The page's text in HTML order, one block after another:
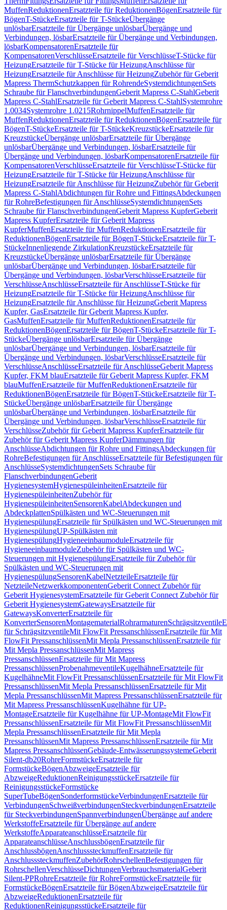
MuffenReduktionenErsatzteile für ReduktionenBögenErsatzteile für
BögenT-StückeErsatzteile für T-StückeÜbergänge
unlösbarErsatzteile für Übergänge unlösbarÜbergänge und
Verbindungen, lösbarErsatzteile für Übergänge und Verbindungen,
lösbarKompensatorenErsatzteile für
KompensatorenVerschlüsseErsatzteile für VerschlüsseT-Stücke für
HeizungErsatzteile für T-Stücke für HeizungAnschlüsse für
HeizungErsatzteile für Anschlüsse für HeizungZubehör für Geberit
Mapress ThermSchutzkappen für RohrendeSystemdichtungenSets
Schraube für FlanschverbindungenGeberit Mapress C-StahlGeberit
Mapress C-StahlErsatzteile für Geberit Mapress C-StahlSystemrohre
1.0034Systemrohre 1.0215RohrnippelMuffenErsatzteile für
MuffenReduktionenErsatzteile für ReduktionenBögenErsatzteile für
BögenT-StückeErsatzteile für T-StückeKreuzstückeErsatzteile für
KreuzstückeÜbergänge unlösbarErsatzteile für Übergänge
unlösbarÜbergänge und Verbindungen, lösbarErsatzteile für
Übergänge und Verbindungen, lösbarKompensatorenErsatzteile für
KompensatorenVerschlüsseErsatzteile für VerschlüsseT-Stücke für
HeizungErsatzteile für T-Stücke für HeizungAnschlüsse für
HeizungErsatzteile für Anschlüsse für HeizungZubehör für Geberit
Mapress C-StahlAbdichtungen für Rohre und FittingsAbdeckungen
für RohreBefestigungen für AnschlüsseSystemdichtungenSets
Schraube für FlanschverbindungenGeberit Mapress KupferGeberit
Mapress KupferErsatzteile für Geberit Mapress
KupferMuffenErsatzteile für MuffenReduktionenErsatzteile für
ReduktionenBögenErsatzteile für BögenT-StückeErsatzteile für T-
StückeInnenliegende ZirkulationKreuzstückeErsatzteile für
KreuzstückeÜbergänge unlösbarErsatzteile für Übergänge
unlösbarÜbergänge und Verbindungen, lösbarErsatzteile für
Übergänge und Verbindungen, lösbarVerschlüsseErsatzteile für
VerschlüsseAnschlüsseErsatzteile für AnschlüsseT-Stücke für
HeizungErsatzteile für T-Stücke für HeizungAnschlüsse für
HeizungErsatzteile für Anschlüsse für HeizungGeberit Mapress
Kupfer, GasErsatzteile für Geberit Mapress Kupfer,
GasMuffenErsatzteile für MuffenReduktionenErsatzteile für
ReduktionenBögenErsatzteile für BögenT-StückeErsatzteile für T-
StückeÜbergänge unlösbarErsatzteile für Übergänge
unlösbarÜbergänge und Verbindungen, lösbarErsatzteile für
Übergänge und Verbindungen, lösbarVerschlüsseErsatzteile für
VerschlüsseAnschlüsseErsatzteile für AnschlüsseGeberit Mapress
Kupfer, FKM blauErsatzteile für Geberit Mapress Kupfer, FKM
blauMuffenErsatzteile für MuffenReduktionenErsatzteile für
ReduktionenBögenErsatzteile für BögenT-StückeErsatzteile für T-
StückeÜbergänge unlösbarErsatzteile für Übergänge
unlösbarÜbergänge und Verbindungen, lösbarErsatzteile für
Übergänge und Verbindungen, lösbarVerschlüsseErsatzteile für
VerschlüsseZubehör für Geberit Mapress KupferErsatzteile für
Zubehör für Geberit Mapress KupferDämmungen für
AnschlüsseAbdichtungen für Rohre und FittingsAbdeckungen für
RohreBefestigungen für AnschlüsseErsatzteile für Befestigungen für
AnschlüsseSystemdichtungenSets Schraube für
FlanschverbindungenGeberit
HygienesystemHygienespüleinheitenErsatzteile für
HygienespüleinheitenZubehör für
HygienespüleinheitenSensorenKabelAbdeckungen und
AbdeckplattenSpülkästen und WC-Steuerungen mit
HygienespülungErsatzteile für Spülkästen und WC-Steuerungen mit
HygienespülungUP-Spülkästen mit
HygienespülungHygieneeinbaumoduleErsatzteile für
HygieneeinbaumoduleZubehör für Spülkästen und WC-
Steuerungen mit HygienespülungErsatzteile für Zubehör für
Spülkästen und WC-Steuerungen mit
HygienespülungSensorenKabelNetzteileErsatzteile für
NetzteileNetzwerkkomponentenGeberit Connect Zubehör für
Geberit HygienesystemErsatzteile für Geberit Connect Zubehör für
Geberit HygienesystemGatewaysErsatzteile für
GatewaysKonverterErsatzteile für
KonverterSensorenMontagematerialRohrarmaturenSchrägsitzventile
für SchrägsitzventileMit FlowFit PressanschlüssenErsatzteile für Mit
FlowFit PressanschlüssenMit Mepla PressanschlüssenErsatzteile für
Mit Mepla PressanschlüssenMit Mapress
PressanschlüssenErsatzteile für Mit Mapress
PressanschlüssenProbenahmeventileKugelhähneErsatzteile für
KugelhähneMit FlowFit PressanschlüssenErsatzteile für Mit FlowFit
PressanschlüssenMit Mepla PressanschlüssenErsatzteile für Mit
Mepla PressanschlüssenMit Mapress PressanschlüssenErsatzteile für
Mit Mapress PressanschlüssenKugelhähne für UP-
MontageErsatzteile für Kugelhähne für UP-MontageMit FlowFit
PressanschlüssenErsatzteile für Mit FlowFit PressanschlüssenMit
Mepla PressanschlüssenErsatzteile für Mit Mepla
PressanschlüssenMit Mapress PressanschlüssenErsatzteile für Mit
Mapress PressanschlüssenGebäude-EntwässerungssystemeGeberit
Silent-db20RohreFormstückeErsatzteile für
FormstückeBögenAbzweigeErsatzteile für
AbzweigeReduktionenReinigungsstückeErsatzteile für
ReinigungsstückeFormstücke
SuperTubeBögenSonderformstückeVerbindungenErsatzteile für
VerbindungenSchweißverbindungenSteckverbindungenErsatzteile
für SteckverbindungenSpannverbindungenÜbergänge auf andere
WerkstoffeErsatzteile für Übergänge auf andere
WerkstoffeApparateanschlüsseErsatzteile für
ApparateanschlüsseAnschlussbögenErsatzteile für
AnschlussbögenAnschlusssteckmuffenErsatzteile für
AnschlusssteckmuffenZubehörRohrschellenBefestigungen für
RohrschellenVerschlüsseDichtungenVerbrauchsmaterialGeberit
Silent-PPRohreErsatzteile für RohreFormstückeErsatzteile für
FormstückeBögenErsatzteile für BögenAbzweigeErsatzteile für
AbzweigeReduktionenErsatzteile für
ReduktionenReinigungsstückeErsatzteile für